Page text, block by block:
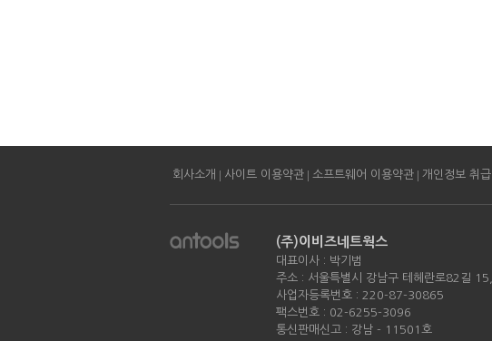
회사소개 | 사이트 이용약관 | 소프트웨어 이용약관 | 개인정보 취
(주)이비즈네트웍스
대표이사 : 박기범
주소 : 서울특별시 강남구 테헤란로82길
사업자등록번호 : 220-87-30865
팩스번호 : 02-6255-3096
통신판매신고 : 강남 - 11501호